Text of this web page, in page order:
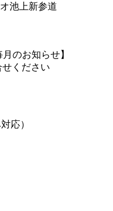
池上新参道
のお知らせ】
せください
応）